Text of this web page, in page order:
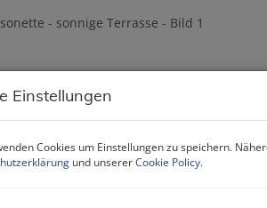
Einstellungen
Cookies um Einstellungen zu speichern.
und unsererCookie Policy.